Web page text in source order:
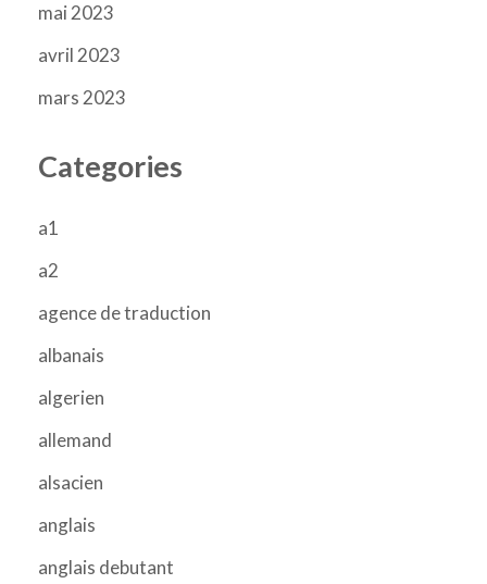
mai 2023
avril 2023
mars 2023
Categories
a1
a2
agence de traduction
albanais
algerien
allemand
alsacien
anglais
anglais debutant